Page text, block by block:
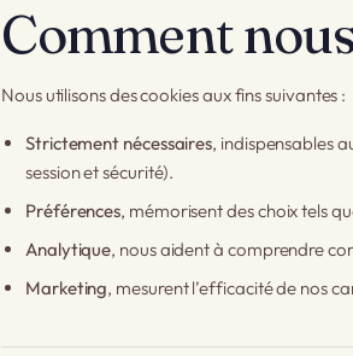
Comment
Nous utilisons des cookies aux fins suivantes :
Strictement nécessaires, indispensables
session et sécurité).
Préférences, mémorisent des choix tels
Analytique, nous aident à comprendre
Marketing, mesurent l’efficacité de nos